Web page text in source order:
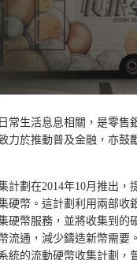
常生活息息相關，是零售
力於推動普及金融，亦鼓
計劃在2014年10月推出，
硬幣。這計劃利用兩部收
硬幣服務，並將收集到的
流通，減少鑄造新幣需要
統的流動硬幣收集計劃，